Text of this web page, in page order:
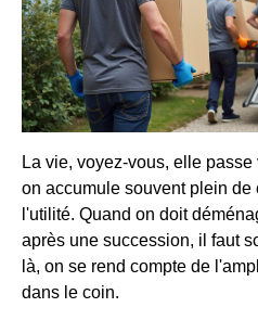
La vie, voyez-vous, elle
on accumule souvent plein de
l'utilité. Quand on doit
après une succession, il faut
là, on se rend compte de
dans le coin.